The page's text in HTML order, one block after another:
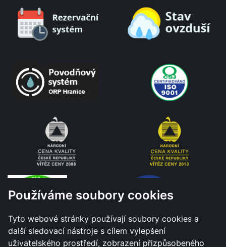
Používáme soubory cookies
Tyto webové stránky používají soubory cookies a
další sledovací nástroje s cílem vylepšení
uživatelského prostředí, zobrazení přizpůsobeného